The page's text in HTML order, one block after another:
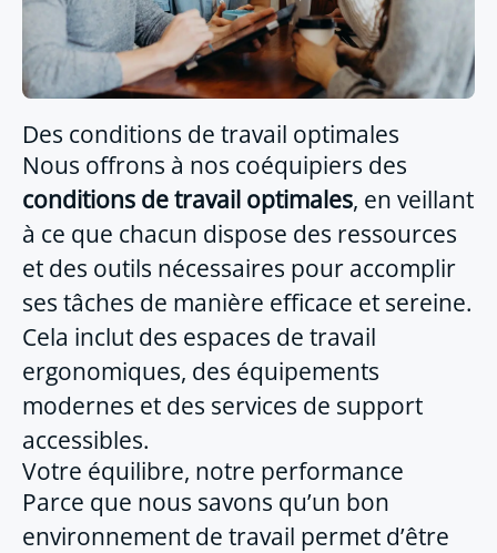
Des conditions de travail optimales
Nous offrons à nos coéquipiers des
conditions de travail optimales, en veillant
à ce que chacun dispose des ressources
et des outils nécessaires pour accomplir
ses tâches de manière efficace et sereine.
Cela inclut des espaces de travail
ergonomiques, des équipements
modernes et des services de support
accessibles.
Votre équilibre, notre performance
Parce que nous savons qu’un bon
environnement de travail permet d’être